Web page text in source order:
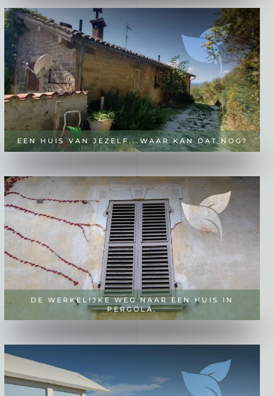
EEN HUIS VAN JEZELF...WAAR KAN DAT NOG?
DE WERKELIJKE WEG NAAR EEN HUIS IN
PERGOLA.